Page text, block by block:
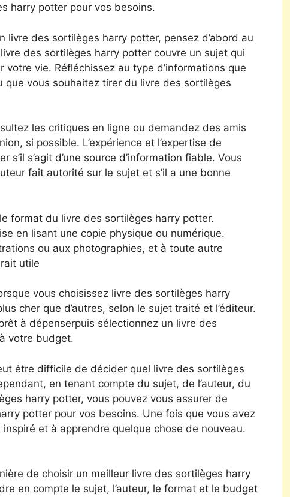
harry potter pour vos besoins.
livre des sortilèges harry potter, pensez d’abord au
des sortilèges harry potter couvre un sujet qui
vie. Réfléchissez au type d’informations que
vous souhaitez tirer du livre des sortilèges
les critiques en ligne ou demandez des amis
si possible. L’expérience et l’expertise de
s’il s’agit d’une source d’information fiable. Vous
fait autorité sur le sujet et s’il a une bonne
format du livre des sortilèges harry potter.
en lisant une copie physique ou numérique.
ou aux photographies, et à toute autre
utile
vous choisissez livre des sortilèges harry
cher que d’autres, selon le sujet traité et l’éditeur.
à dépenserpuis sélectionnez un livre des
votre budget.
être difficile de décider quel livre des sortilèges
en tenant compte du sujet, de l’auteur, du
harry potter, vous pouvez vous assurer de
potter pour vos besoins. Une fois que vous avez
et à apprendre quelque chose de nouveau.
de choisir un meilleur livre des sortilèges harry
en compte le sujet, l’auteur, le format et le budget